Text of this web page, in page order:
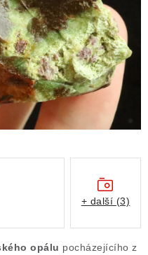
opálu pocházejícího z
+ další (3)